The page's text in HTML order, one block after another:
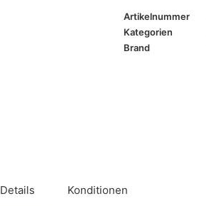
Artikelnummer
Kategorien
Brand
Details Konditionen